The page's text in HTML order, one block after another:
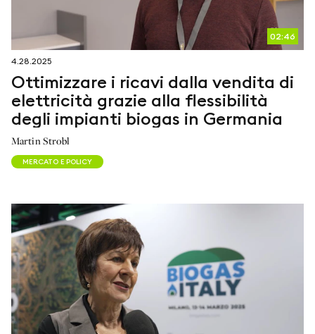
02:46
4.28.2025
Ottimizzare i ricavi dalla vendita di
elettricità grazie alla flessibilità
degli impianti biogas in Germania
Martin Strobl
MERCATO E POLICY